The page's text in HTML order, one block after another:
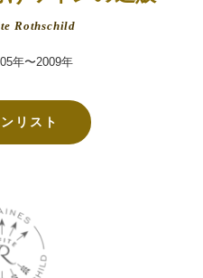
Rothschild
年〜2009年
リスト